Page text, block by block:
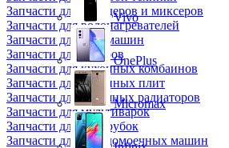
Запчасти для блендеров и миксеров
Запчасти для водонагревателей
Запчасти для кофемашин
Запчасти для кулеров
Запчасти для кухонных комбаинов
Запчасти для кухонных плит
Запчасти для масляных радиаторов
Запчасти для мультиварок
Запчасти для мясорубок
Запчасти для посудомоечных машин
Vivo
OnePlus
Micromax